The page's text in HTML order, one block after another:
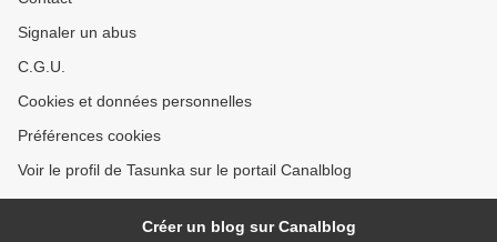
Signaler un abus
C.G.U.
Cookies et données personnelles
Préférences cookies
Voir le profil de Tasunka sur le portail Canalblog
Créer un blog sur Canalblog